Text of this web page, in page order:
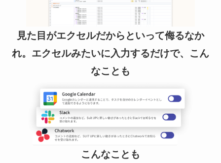
見た目がエクセルだからといって侮るなか
れ。エクセルみたいに入力するだけで、こん
なことも
こんなことも